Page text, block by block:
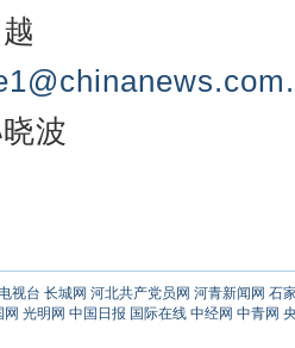
波
视台 长城网 河北共产党员网 河青新闻网 石
网 光明网 中国日报 国际在线 中经网 中青网